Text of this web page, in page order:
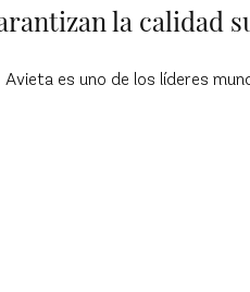
la calidad
Avieta es uno de los líderes